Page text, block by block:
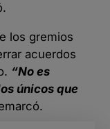
los gremios
acuerdos
“No es
únicos que